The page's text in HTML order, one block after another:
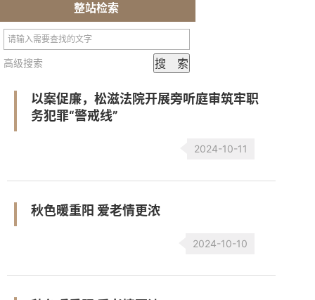
整站检索
高级搜索
以案促廉，松滋法院开展旁听庭审筑牢职
务犯罪“警戒线”
2024-10-11
秋色暖重阳 爱老情更浓
2024-10-10